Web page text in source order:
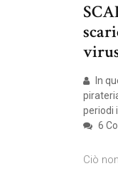
In
periodi
6
Ciò